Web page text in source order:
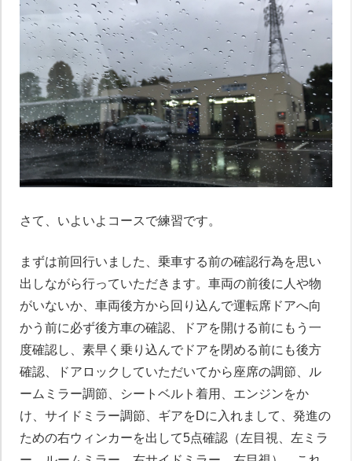
さて、いよいよコースで練習です。
まずは前回行いました、乗車する前の確認行為を思い
出しながら行っていただきます。車両の前後に人や物
がいないか、車両後方から回り込んで運転席ドアへ向
かう前に必ず後方車の確認、ドアを開ける前にもう一
度確認し、素早く乗り込んでドアを閉める前にも後方
確認、ドアロックしていただいてから座席の調節、ル
ームミラー調節、シートベルト着用、エンジンをか
け、サイドミラー調節、ギアをDに入れまして、発進の
ための右ウィンカーを出して5点確認（左目視、左ミラ